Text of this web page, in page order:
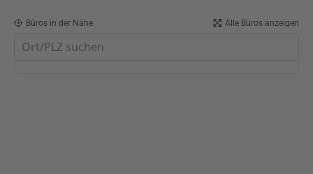
Büros in der Nähe Alle Büros anzeigen